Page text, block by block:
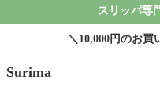
スリッパ専
＼10,000円のお買
Surima